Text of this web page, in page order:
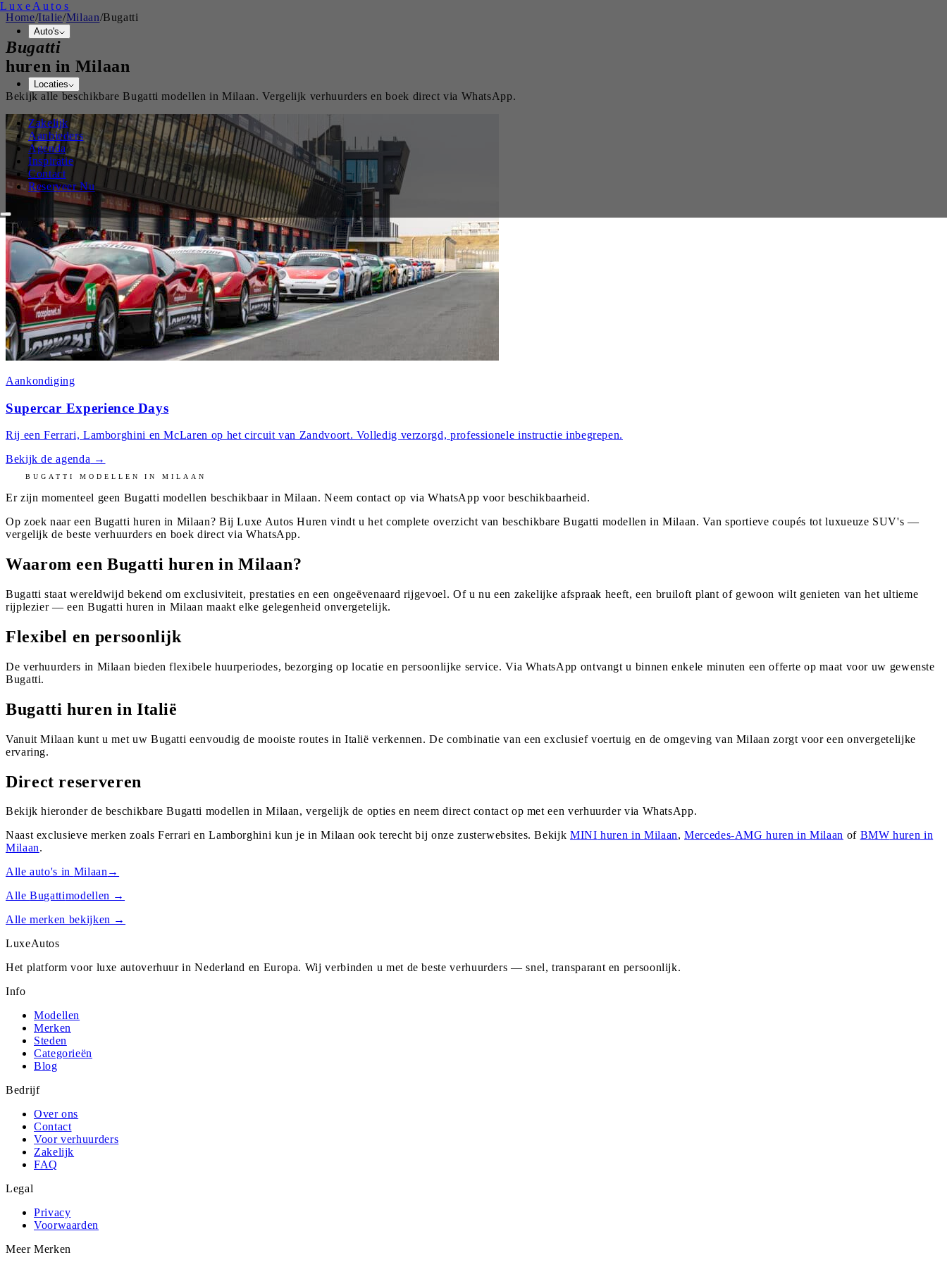
Luxe Autos
Auto's
Locaties
Zakelijk
Aanbieders
Agenda
Inspiratie
Contact
Reserveer Nu
Home/Italie/Milaan/Bugatti
Bugatti
huren in Milaan
Bekijk alle beschikbareBugatti modellen inMilaan. Vergelijk verhuurders en boek direct via WhatsApp.
Aankondiging
Supercar Experience Days
Rij een Ferrari, Lamborghini en McLaren op het circuit van Zandvoort. Volledig verzorgd, professionele instructie inbegrepen.
Bekijk de agenda →
BUGATTI MODELLEN INMILAAN
Er zijn momenteel geen Bugatti modellen beschikbaar inMilaan. Neem contact op via WhatsApp voor beschikbaarheid.
Op zoek naar een Bugatti huren in Milaan? Bij Luxe Autos Huren vindt u het complete overzicht van beschikbare Bugatti modellen in Milaan. Van sportieve coupés tot luxueuze SUV's —
vergelijk de beste verhuurders en boek direct via WhatsApp.
Waarom een Bugatti huren in Milaan?
Bugatti staat wereldwijd bekend om exclusiviteit, prestaties en een ongeëvenaard rijgevoel. Of u nu een zakelijke afspraak heeft, een bruiloft plant of gewoon wilt genieten van het ultieme
rijplezier — een Bugatti huren in Milaan maakt elke gelegenheid onvergetelijk.
Flexibel en persoonlijk
De verhuurders in Milaan bieden flexibele huurperiodes, bezorging op locatie en persoonlijke service. Via WhatsApp ontvangt u binnen enkele minuten een offerte op maat voor uw gewenste
Bugatti.
Bugatti huren in Italië
Vanuit Milaan kunt u met uw Bugatti eenvoudig de mooiste routes in Italië verkennen. De combinatie van een exclusief voertuig en de omgeving van Milaan zorgt voor een onvergetelijke
ervaring.
Direct reserveren
Bekijk hieronder de beschikbare Bugatti modellen in Milaan, vergelijk de opties en neem direct contact op met een verhuurder via WhatsApp.
Naast exclusieve merken zoals Ferrari en Lamborghini kun je in Milaan ook terecht bij onze zusterwebsites. Bekijk MINI huren in Milaan,Mercedes-AMG huren inMilaan of BMW huren in
Milaan.
Alle auto's in Milaan→
AlleBugattimodellen →
Alle merken bekijken →
LuxeAutos
Het platform voor luxe autoverhuur in Nederland en Europa. Wij verbinden u met de beste verhuurders — snel, transparant en persoonlijk.
Info
Modellen
Merken
Steden
Categorieën
Blog
Bedrijf
Over ons
Contact
Voor verhuurders
Zakelijk
FAQ
Legal
Privacy
Voorwaarden
Meer Merken